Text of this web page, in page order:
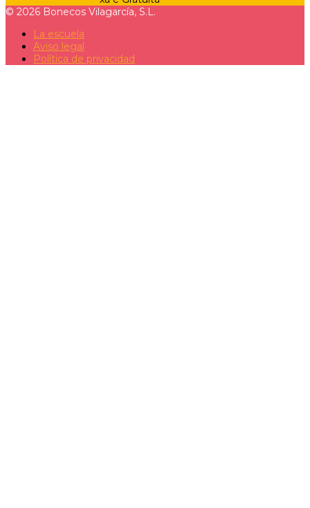
© 2026 Bonecos Vilagarcía, S.L.
La escuela
Aviso legal
Política de privacidad